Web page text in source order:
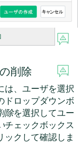
削除
は、ユーザを選択
ドロップダウンボ
除を選択してユー
チェックボックス
ックして確認しま